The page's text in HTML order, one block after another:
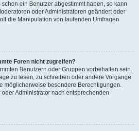
ein Benutzer abgestimmt haben, so kann
oder Administratoren geändert oder
die Manipulation von laufenden Umfragen
Foren nicht zugreifen?
Benutzern oder Gruppen vorbehalten sein.
zu lesen, zu schreiben oder andere Vorgänge
möglicherweise besondere Berechtigungen.
Administrator nach entsprechenden